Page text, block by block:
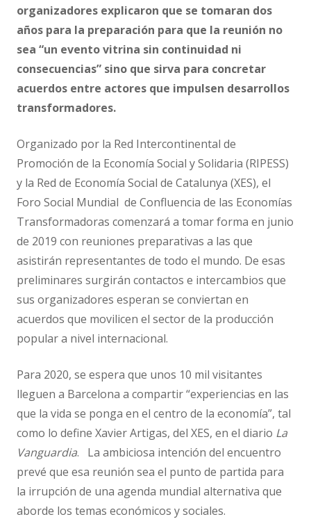
organizadores explicaron que se tomaran dos
años para la preparación para que la reunión no
sea “un evento vitrina sin continuidad ni
consecuencias” sino que sirva para concretar
acuerdos entre actores que impulsen desarrollos
transformadores.
Organizado por la Red Intercontinental de
Promoción de la Economía Social y Solidaria (RIPESS)
y la Red de Economía Social de Catalunya (XES), el
Foro Social Mundial de Confluencia de las Economías
Transformadoras comenzará a tomar forma en junio
de 2019 con reuniones preparativas a las que
asistirán representantes de todo el mundo. De esas
preliminares surgirán contactos e intercambios que
sus organizadores esperan se conviertan en
acuerdos que movilicen el sector de la producción
popular a nivel internacional.
Para 2020, se espera que unos 10 mil visitantes
lleguen a Barcelona a compartir “experiencias en las
que la vida se ponga en el centro de la economía”, tal
como lo define Xavier Artigas, del XES, en el diario La
Vanguardia. La ambiciosa intención del encuentro
prevé que esa reunión sea el punto de partida para
la irrupción de una agenda mundial alternativa que
aborde los temas económicos y sociales.